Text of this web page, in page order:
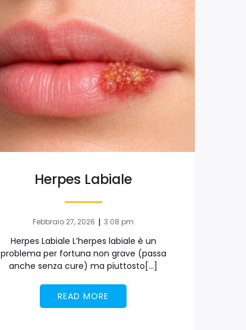
Herpes Labiale
Febbraio 27, 2026 | 3:08 pm
Herpes Labiale L’herpes labiale è un
problema per fortuna non grave (passa
anche senza cure) ma piuttosto[…]
READ MORE